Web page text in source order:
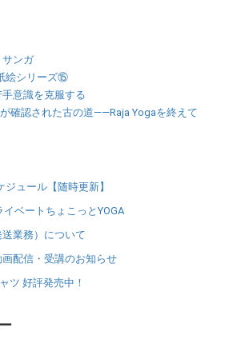
サンガ
絵シリーズ⑮
意識を克服する
確認された古の道――Raja Yogaを終えて
ュール【随時更新】
イベートちょこっとYOGA
業務）について
配信・受講のお知らせ
ツ 好評発売中！